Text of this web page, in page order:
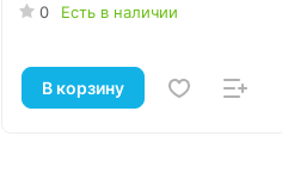
0 Есть в наличии
В корзину